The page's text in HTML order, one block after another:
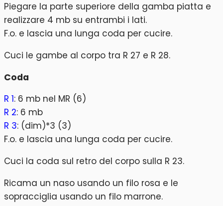
Piegare la parte superiore della gamba piatta e
realizzare 4 mb su entrambi i lati.
F.o. e lascia una lunga coda per cucire.
Cuci le gambe al corpo tra R 27 e R 28.
Coda
R 1: 6 mb nel MR (6)
R 2: 6 mb
R 3: (dim)*3 (3)
F.o. e lascia una lunga coda per cucire.
Cuci la coda sul retro del corpo sulla R 23.
Ricama un naso usando un filo rosa e le
sopracciglia usando un filo marrone.